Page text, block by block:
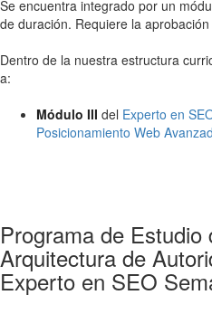
Se encuentra integrado por un
de duración. Requiere la
Dentro de la nuestra estructura
a:
Módulo III del Experto en
Posicionamiento Web
Programa de Estudio
Arquitectura de
Experto en SEO